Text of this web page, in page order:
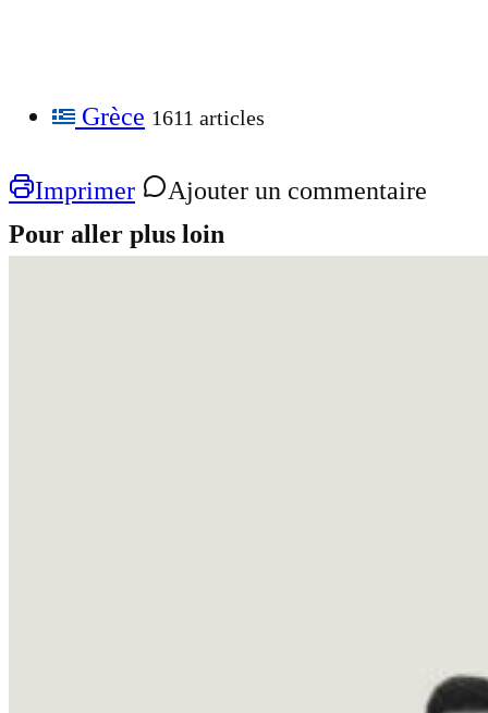
Grèce 1611 articles
Imprimer
Ajouter un commentaire
Pour aller plus loin